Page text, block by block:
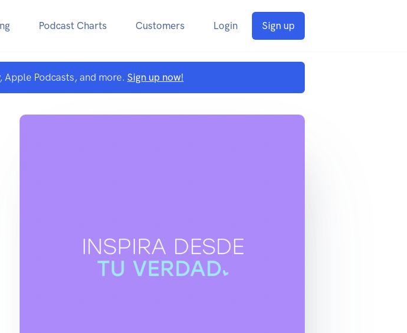
Podcast Charts Customers Login Sign up
Apple Podcasts, and more. Sign up now!